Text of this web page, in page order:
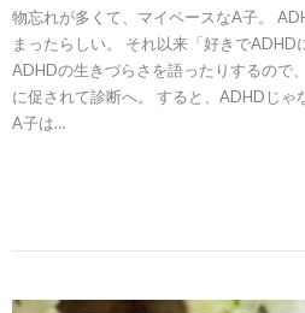
物忘れが多くて、マイペースなA子。
まったらしい。 それ以来「好きで
ADHDの生きづらさを語ったりするので
に促されて診断へ。 すると、ADHDじゃ
A子は…